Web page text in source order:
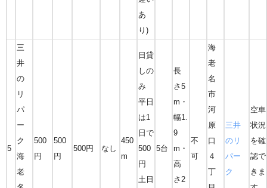
あ
り)
5
三
井
の
リ
パ
ー
ク
海
老
500
円
500
円
500円 なし
450
m
日貸
しの
み
平日
は1
日で
500
円
土日
5台
長
さ5
m・
幅1.
9
m・
高
さ2
不
可
海
老
名
市
河
原
口
４
丁
三井
のリ
パー
ク
空車
状況
を確
認で
きま